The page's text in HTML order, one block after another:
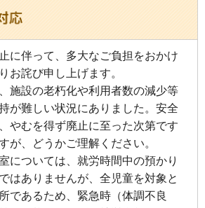
に伴って、多大なご負担をおかけ
お詫び申し上げます。
施設の老朽化や利用者数の減少等
が難しい状況にありました。安全
やむを得ず廃止に至った次第です
が、どうかご理解ください。
については、就労時間中の預かり
はありませんが、全児童を対象と
であるため、緊急時（体調不良